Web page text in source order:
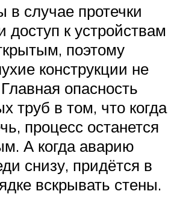
в случае протечки
доступ к устройствам
поэтому
конструкции не
опасность
труб в том, что когда
процесс останется
А когда аварию
снизу, придётся в
вскрывать стены.